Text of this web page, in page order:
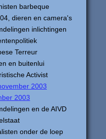
barbeque
dieren en camera's
inlichtingen
Terreur
en buitenlui
Activist
2003
2003
en de AIVD
onder de loep